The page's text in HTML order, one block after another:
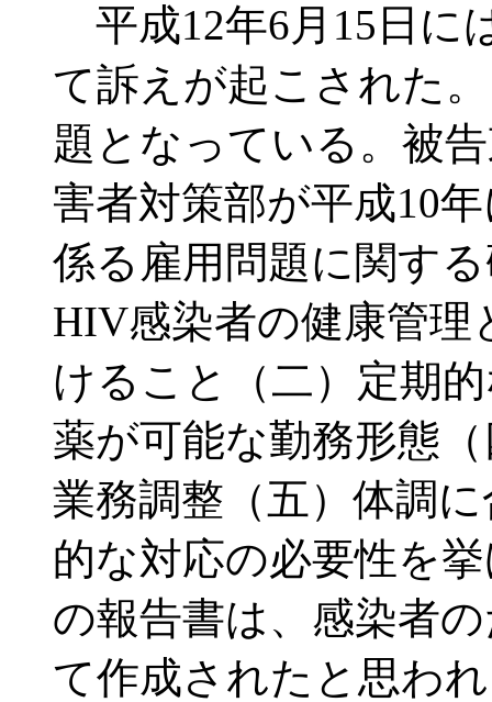
平成12年6月15日に
て訴えが起こされた
題となっている。被
害者対策部が平成10
係る雇用問題に関す
HIV感染者の健康管
けること（二）定期
薬が可能な勤務形態
業務調整（五）体調
的な対応の必要性を
の報告書は、感染者
て作成されたと思わ